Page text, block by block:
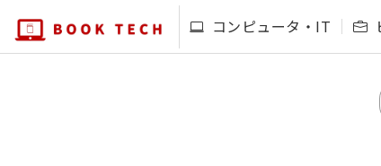
コンピュータ・IT